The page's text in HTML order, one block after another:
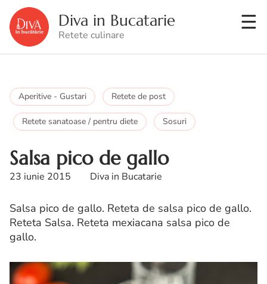
Diva in Bucatarie
Retete culinare
Aperitive - Gustari Retete de post
Retete sanatoase / pentru diete Sosuri
Salsa pico de gallo
23 iunie 2015 Diva in Bucatarie
Salsa pico de gallo. Reteta de salsa pico de gallo.
Reteta Salsa. Reteta mexiacana salsa pico de
gallo.